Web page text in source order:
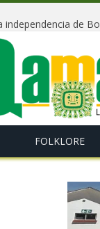
FOLKLORE